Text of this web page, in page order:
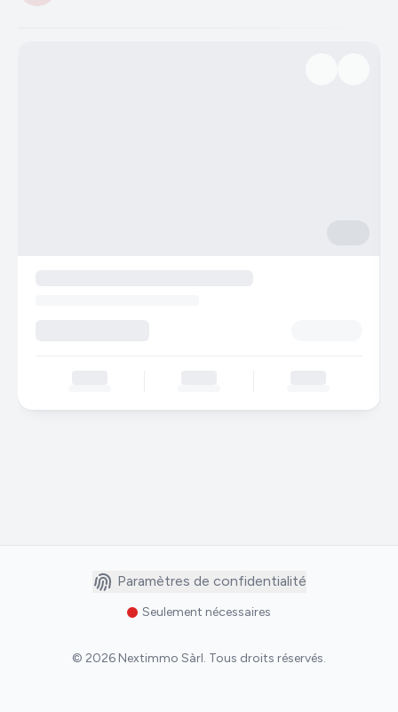
Paramètres de confidentialité
Seulement nécessaires
© 2026 Nextimmo Sàrl. Tous droits réservés.